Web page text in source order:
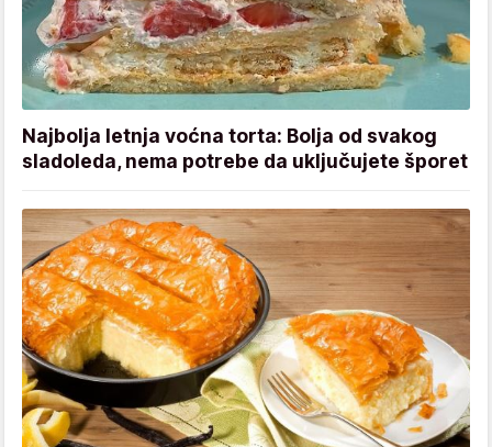
Najbolja letnja voćna torta: Bolja od svakog
sladoleda, nema potrebe da uključujete šporet